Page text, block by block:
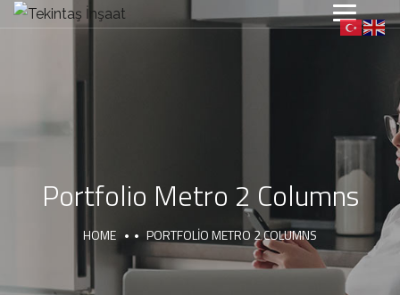
Portfolio Metro 2 Columns
HOME PORTFOLIO METRO 2 COLUMNS